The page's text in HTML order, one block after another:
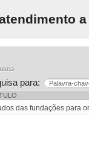
para:
Palavra-
das fundações para